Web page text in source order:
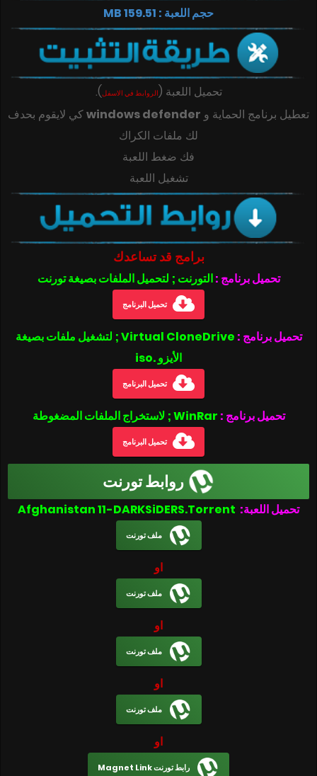
حجم اللعبة : 159.51 MB
تحميل اللعبة (الروابط في الاسفل)
.
تعطيل برنامج الحماية و windows defenderكي لايقوم بحدف
لك ملفات الكراك
فك ضغط اللعبة
تشغيل اللعبة
برامج قد تساعدك
تحميل برنامج :التورنت ; لتحميل الملفات بصيغة تورنت
تحميل البرنامج
تحميل برنامج :
Virtual CloneDrive ; لتشغيل ملفات بصيغة
الأيزو .iso
تحميل البرنامج
تحميل برنامج : WinRar ; لاستخراج الملفات المضغوطة
تحميل البرنامج
روابط تورنت
تحميل اللعبة:
ملف تورنت
او
ملف تورنت
او
ملف تورنت
او
ملف تورنت
او
رابط تورنت Magnet Link